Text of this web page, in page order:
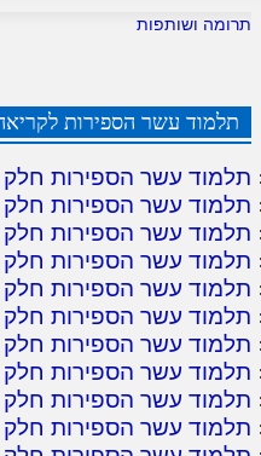
תרומה ושותפות
תלמוד עשר הספירות
תלמוד עשר הספירות
תלמוד עשר הספירות
תלמוד עשר הספירות חלק
תלמוד עשר הספירות
תלמוד עשר הספירות
תלמוד עשר הספירות חלק
תלמוד עשר הספירות חלק
תלמוד עשר הספירות
תלמוד עשר הספירות
תלמוד עשר הספירות חלק